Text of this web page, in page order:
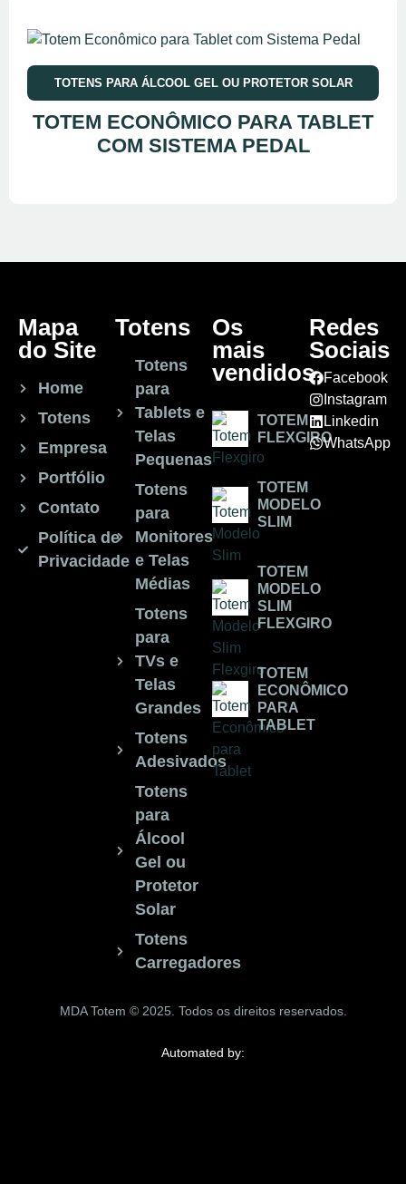
TOTENS PARA ÁLCOOL GEL OU PROTETOR SOLAR
TOTEM ECONÔMICO PARA TABLET
COM SISTEMA PEDAL
Mapa
do Site
Home
Totens
Empresa
Portfólio
Contato
Política de
Privacidade
Totens
Totens
para
Tablets e
Telas
Pequenas
Totens
para
Monitores
e Telas
Médias
Totens
para
TVs e
Telas
Grandes
Totens
Adesivados
Totens
para
Álcool
Gel ou
Protetor
Solar
Totens
Carregadores
Os
mais
vendidos
TOTEM
FLEXGIRO
TOTEM
MODELO
SLIM
TOTEM
MODELO
SLIM
FLEXGIRO
TOTEM
ECONÔMICO
PARA
TABLET
Redes
Sociais
Facebook
Instagram
Linkedin
WhatsApp
MDA Totem © 2025. Todos os direitos reservados.
Automated by: